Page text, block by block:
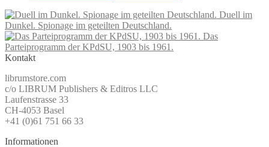
Duell im
Dunkel. Spionage im geteilten Deutschland.
Das
Parteiprogramm der KPdSU, 1903 bis 1961.
Kontakt
librumstore.com
c/o LIBRUM Publishers & Editros LLC
Laufenstrasse 33
CH-4053 Basel
+41 (0)61 751 66 33
Informationen